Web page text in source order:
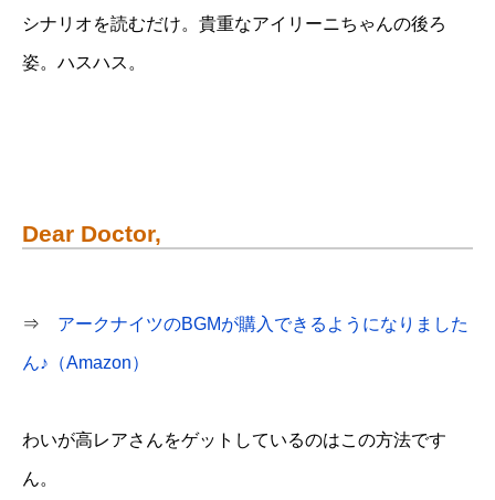
シナリオを読むだけ。貴重なアイリーニちゃんの後ろ
姿。ハスハス。
Dear Doctor,
⇒ アークナイツのBGMが購入できるようになりました
ん♪（Amazon）
わいが高レアさんをゲットしているのはこの方法です
ん。